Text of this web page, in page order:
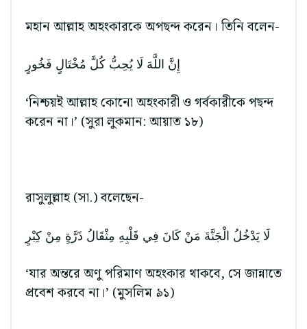
মহান আল্লাহ অহংকারকে অপছন্দ করেন। তিনি বলেন-
إِنَّ اللَّهَ لَا يُحِبُّ كُلَّ مُخْتَالٍ فَخُورٍ
‘নিশ্চয়ই আল্লাহ কোনো অহংকারী ও গর্বকারীকে পছন্দ
করেন না।’ (সুরা লুকমান: আয়াত ১৮)
রাসুলুল্লাহ (সা.) বলেছেন-
لَا يَدْخُلُ الْجَنَّةَ مَنْ كَانَ فِي قَلْبِهِ مِثْقَالُ ذَرَّةٍ مِنْ كِبْرٍ
‘যার অন্তরে অণু পরিমাণ অহংকার থাকবে, সে জান্নাতে
প্রবেশ করবে না।’ (মুসলিম ৯১)